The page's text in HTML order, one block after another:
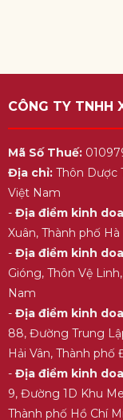
CÔNG TY TNHH
Mã Số Thuế:
Địa chỉ:Thôn Dược
Việt Nam
- Địa điểm kinh
Xuân, Thành phố
- Địa điểm kinh
Gióng, Thôn Vệ
Nam
- Địa điểm kinh
88, Đường Trung
Hải Vân, Thành
- Địa điểm kinh
9, Đường 1D Khu
Thành phố Hồ Chí